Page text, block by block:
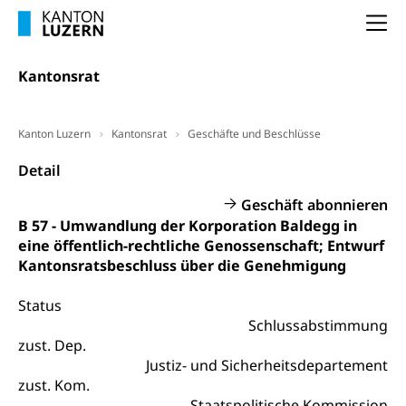
Kantonsrat
Kanton Luzern Kantonsrat Geschäfte und Beschlüsse
Detail
Geschäft abonnieren
B 57 - Umwandlung der Korporation Baldegg in
eine öffentlich-rechtliche Genossenschaft; Entwurf
Kantonsratsbeschluss über die Genehmigung
Status
Schlussabstimmung
zust. Dep.
Justiz- und Sicherheitsdepartement
zust. Kom.
Altersvorsorge (gruezi.lu.ch)
Wissenschaftsförderung
Forschungsförderung, Wissenschaftsmarketing,
Wissenschaft, Forschung, Entwicklung, Projekte
Pilotprojekte Klima
Projektförderung Universität Luzern unilu
Erwachsenenbildung und Weiterbildung
Nachdiplomstudium, Zusatzlehre, Höhere
Neuorientierung, Grundkompetenzen,
Berufsberatung, Standortbestimmung,
Studienberatung, Beratung und Unterstützung,
Berufsabschluss für Erwachsene
Bildungsgutscheine Grundkompetenzen
Bildung & Berufsabschluss für Erwachsene
Fachperson Betreuung (verkürzte
Berufliche Grundbildung
Lehre, Berufsfachschule, Lehrbetrieb, Lehrvertrag,
Berufsberatung, Qualifikationsverfahren,
Berufswahl & Berufsberatung, Schnupperlehre und
Lehrstellensuche, Berufsmaturität,
Brückenangebote, Zugewanderte & Arbeitsmarkt,